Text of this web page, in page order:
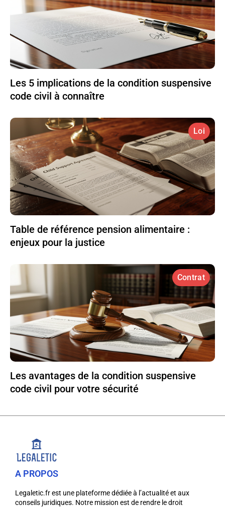
Les 5 implications de la condition suspensive
code civil à connaître
Loi
Table de référence pension alimentaire :
enjeux pour la justice
Contrat
Les avantages de la condition suspensive
code civil pour votre sécurité
A PROPOS
Legaletic.fr est une plateforme dédiée à l’actualité et aux
conseils juridiques. Notre mission est de rendre le droit